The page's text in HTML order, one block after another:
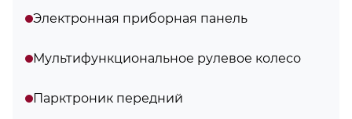
Электронная приборная панель
Мультифункциональное рулевое колесо
Парктроник передний